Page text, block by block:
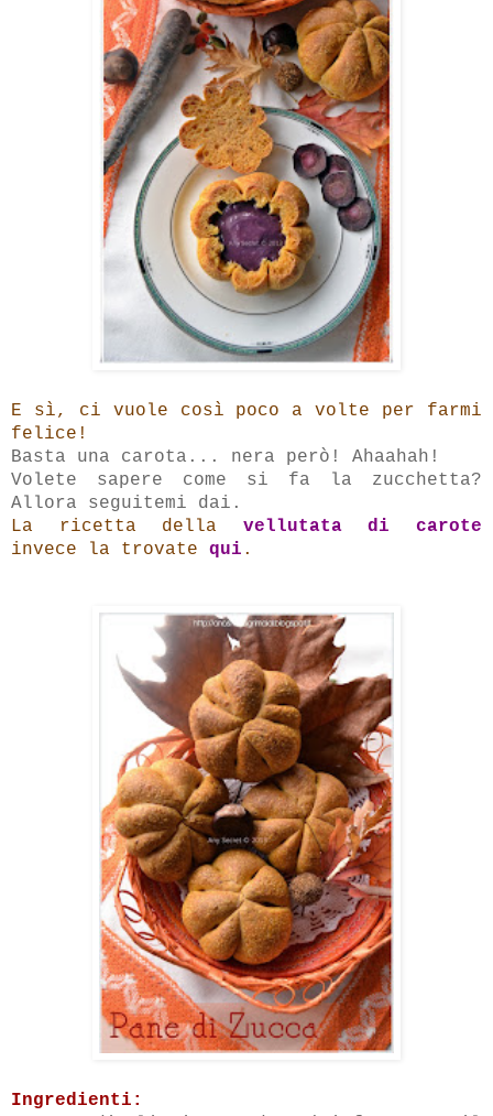
E sì, ci vuole così poco a volte per farmi
felice!
Basta una carota... nera però! Ahaahah!
Volete sapere come si fa la zucchetta?
Allora seguitemi dai.
La ricetta della vellutata di carote
invece la trovate qui .
Ingredienti: